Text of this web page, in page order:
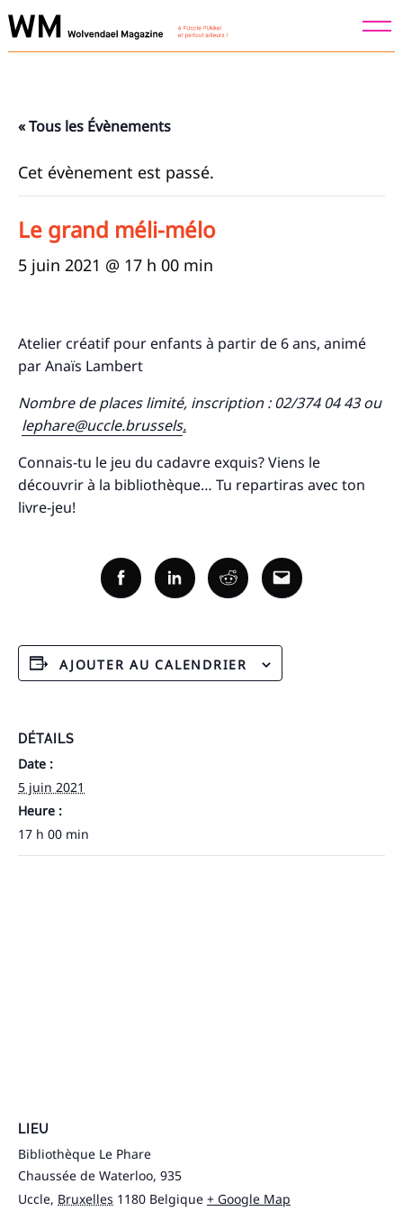
Skip
to
« Tous les Évènements
Cet évènement est passé.
Le grand méli-mélo
5 juin 2021 @ 17 h 00 min
Atelier créatif pour enfants à partir de 6 ans, animé
par Anaïs Lambert
Nombre de places limité, inscription : 02/374 04 43 ou
lephare@uccle.brussels.
Connais-tu le jeu du cadavre exquis? Viens le
découvrir à la bibliothèque… Tu repartiras avec ton
livre-jeu!
FacebookLinkedinRedditEmail
AJOUTER AU CALENDRIER
DÉTAILS
Date :
5 juin 2021
Heure :
17 h 00 min
LIEU
Bibliothèque Le Phare
Chaussée de Waterloo, 935
Uccle, Bruxelles 1180 Belgique + Google Map